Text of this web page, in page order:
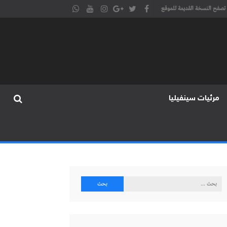
تصفح النسخة القديمة للموقع
مرئيات سينفيليا
البحث